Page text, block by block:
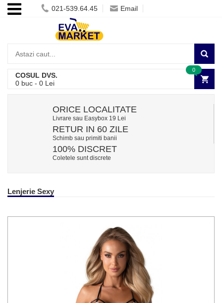
021-539.64.45 Email
COSUL DVS.
0 buc - 0 Lei
0
ORICE LOCALITATE
Livrare sau Easybox 19 Lei
RETUR IN 60 ZILE
Schimb sau primiti banii
100% DISCRET
Coletele sunt discrete
Lenjerie Sexy